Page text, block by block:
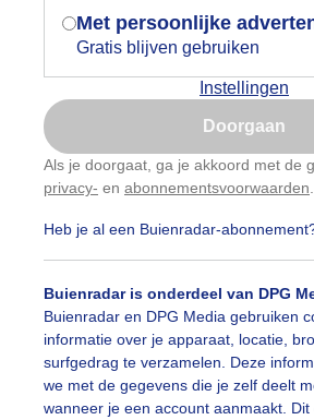
Met persoonlijke
Gratis blijven gebruiken
Instellingen
Doorgaan
Als je doorgaat, ga je akkoord met de
privacy- en abonnementsvoorwaarden
Heb je al een Buienradar-
Buienradar is onderdeel van DPG
Buienradar en DPG Media gebruiken
informatie over je apparaat, locatie,
surfgedrag te verzamelen. Deze
we met de gegevens die je zelf deelt
wanneer je een account aanmaakt.
je browser waarin deze
gevraagd wordt.
Is goed, toon de
Nu niet, misschien
Gebruik je Safari en wil je niet elke
Klikhierom dit aan te